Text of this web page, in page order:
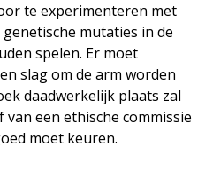
te experimenteren met
mutaties in de
spelen. Er moet
slag om de arm worden
daadwerkelijk plaats zal
een ethische commissie
moet keuren.